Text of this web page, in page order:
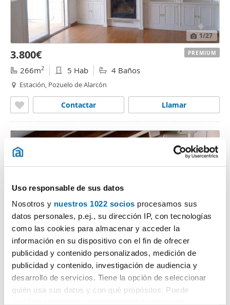
Uso responsable de sus datos
Nosotros y nuestros 1022 socios procesamos sus
datos personales, p.ej., su dirección IP, con tecnologías
como las cookies para almacenar y acceder la
información en su dispositivo con el fin de ofrecer
publicidad y contenido personalizados, medición de
publicidad y contenido, investigación de audiencia y
desarrollo de servicios. Tiene la opción de seleccionar
quién usa sus datos y con qué propósitos. Puede
1/27
3.800€
266m2 5 Hab 4 Baños
Estación, Pozuelo de Alarcón
Llamar
Contactar
PREMIUM
1.000€
2 1 Baño
Centro, Justicia, Madrid
PREMIUM